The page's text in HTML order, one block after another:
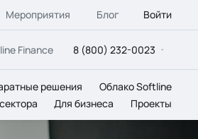
Мероприятия Блог Войти
Finance 8 (800) 232-0023
решения
Облако Softline
Для бизнеса Проекты